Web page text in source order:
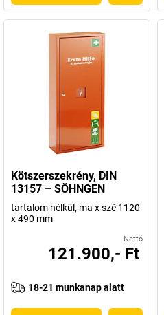
Kötszerszekrény, DIN
13157 – SÖHNGEN
tartalom nélkül, ma x szé 1120
x 490 mm
Nettó
121.900,- Ft
18-21 munkanap alatt